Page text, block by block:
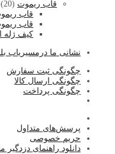
قاب ریموت (20)
قاب
قاب
کیف ژله
نشانی ما درمسیریاب
چگونگی ثبت سفارش
چگونگی ارسال کالا
چگونگی پرداخت
پرسش‌های متداول
حریم خصوصی
دانلود راهنمای دزدگیر